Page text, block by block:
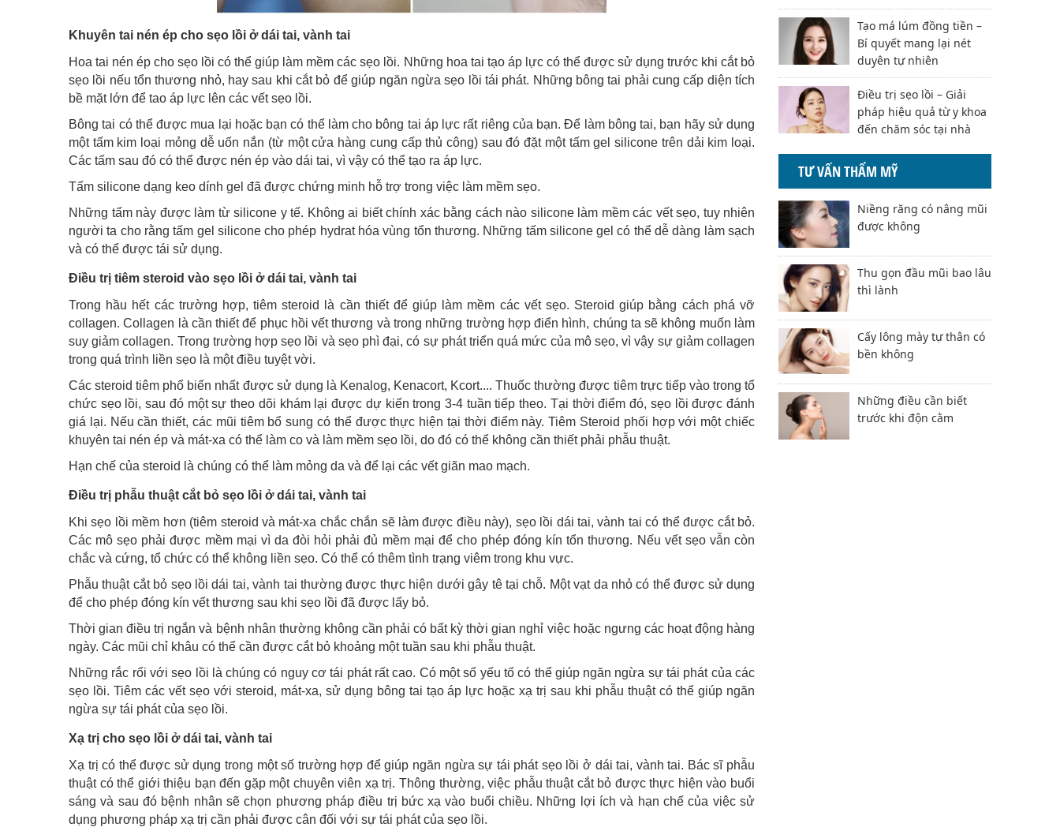
Khuyên tai nén ép cho sẹo lồi ở dái tai, vành tai
Hoa tai nén ép cho sẹo lồi có thể giúp làm mềm các sẹo lồi. Những hoa tai tạo áp lực có thể được sử dụng trước khi cắt bỏ
sẹo lồi nếu tổn thương nhỏ, hay sau khi cắt bỏ để giúp ngăn ngừa sẹo lồi tái phát. Những bông tai phải cung cấp diện tích
bề mặt lớn để tao áp lực lên các vết sẹo lồi.
Bông tai có thể được mua lại hoặc bạn có thể làm cho bông tai áp lực rất riêng của bạn. Để làm bông tai, bạn hãy sử dụng
một tấm kim loại mỏng dễ uốn nắn (từ một cửa hàng cung cấp thủ công) sau đó đặt một tấm gel silicone trên dải kim loại.
Các tấm sau đó có thể được nén ép vào dái tai, vì vậy có thể tạo ra áp lực.
Tấm silicone dạng keo dính gel đã được chứng minh hỗ trợ trong việc làm mềm sẹo.
Những tấm này được làm từ silicone y tế. Không ai biết chính xác bằng cách nào silicone làm mềm các vết sẹo, tuy nhiên
người ta cho rằng tấm gel silicone cho phép hydrat hóa vùng tổn thương. Những tấm silicone gel có thể dễ dàng làm sạch
và có thể được tái sử dụng.
Điều trị tiêm steroid vào sẹo lồi ở dái tai, vành tai
Trong hầu hết các trường hợp, tiêm steroid là cần thiết để giúp làm mềm các vết sẹo. Steroid giúp bằng cách phá vỡ
collagen. Collagen là cần thiết để phục hồi vết thương và trong những trường hợp điển hình, chúng ta sẽ không muốn làm
suy giảm collagen. Trong trường hợp sẹo lồi và sẹo phì đại, có sự phát triển quá mức của mô sẹo, vì vậy sự giảm collagen
trong quá trình liền sẹo là một điều tuyệt vời.
Các steroid tiêm phổ biến nhất được sử dụng là Kenalog, Kenacort, Kcort.... Thuốc thường được tiêm trực tiếp vào trong tổ
chức sẹo lồi, sau đó một sự theo dõi khám lại được dự kiến trong 3-4 tuần tiếp theo. Tại thời điểm đó, sẹo lồi được đánh
giá lại. Nếu cần thiết, các mũi tiêm bổ sung có thể được thực hiện tại thời điểm này. Tiêm Steroid phối hợp với một chiếc
khuyên tai nén ép và mát-xa có thể làm co và làm mềm sẹo lồi, do đó có thể không cần thiết phải phẫu thuật.
Hạn chế của steroid là chúng có thể làm mỏng da và để lại các vết giãn mao mạch.
Điều trị phẫu thuật cắt bỏ sẹo lồi ở dái tai, vành tai
Khi sẹo lồi mềm hơn (tiêm steroid và mát-xa chắc chắn sẽ làm được điều này), sẹo lồi dái tai, vành tai có thể được cắt bỏ.
Các mô sẹo phải được mềm mại vì da đòi hỏi phải đủ mềm mại để cho phép đóng kín tổn thương. Nếu vết sẹo vẫn còn
chắc và cứng, tổ chức có thể không liền sẹo. Có thể có thêm tình trạng viêm trong khu vực.
Phẫu thuật cắt bỏ sẹo lồi dái tai, vành tai thường được thực hiện dưới gây tê tại chỗ. Một vạt da nhỏ có thể được sử dụng
để cho phép đóng kín vết thương sau khi sẹo lồi đã được lấy bỏ.
Thời gian điều trị ngắn và bệnh nhân thường không cần phải có bất kỳ thời gian nghỉ việc hoặc ngưng các hoạt động hàng
ngày. Các mũi chỉ khâu có thể cần được cắt bỏ khoảng một tuần sau khi phẫu thuật.
Những rắc rối với sẹo lồi là chúng có nguy cơ tái phát rất cao. Có một số yếu tố có thể giúp ngăn ngừa sự tái phát của các
sẹo lồi. Tiêm các vết sẹo với steroid, mát-xa, sử dụng bông tai tạo áp lực hoặc xạ trị sau khi phẫu thuật có thể giúp ngăn
ngừa sự tái phát của sẹo lồi.
Xạ trị cho sẹo lồi ở dái tai, vành tai
Xạ trị có thể được sử dụng trong một số trường hợp để giúp ngăn ngừa sự tái phát sẹo lồi ở dái tai, vành tai. Bác sĩ phẫu
thuật có thể giới thiệu bạn đến gặp một chuyên viên xạ trị. Thông thường, việc phẫu thuật cắt bỏ được thực hiện vào buổi
sáng và sau đó bệnh nhân sẽ chọn phương pháp điều trị bức xạ vào buổi chiều. Những lợi ích và hạn chế của việc sử
dụng phương pháp xạ trị cần phải được cân đối với sự tái phát của sẹo lồi.
Tạo má lúm đồng tiền –
Bí quyết mang lại nét
duyên tự nhiên
Điều trị sẹo lồi – Giải
pháp hiệu quả từ y khoa
đến chăm sóc tại nhà
TƯ VẤN THẨM MỸ
Niềng răng có nâng mũi
được không
Thu gọn đầu mũi bao lâu
thì lành
Cấy lông mày tự thân có
bền không
Những điều cần biết
trước khi độn cằm